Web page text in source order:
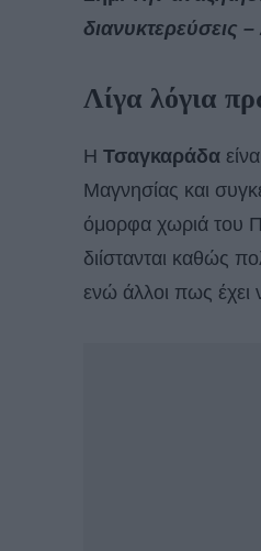
διανυκτερεύσεις
Λίγα λόγια
Η Τσαγκαράδα
Μαγνησίας και
όμορφα χωριά του
διίστανται καθώς
ενώ άλλοι πως έχει